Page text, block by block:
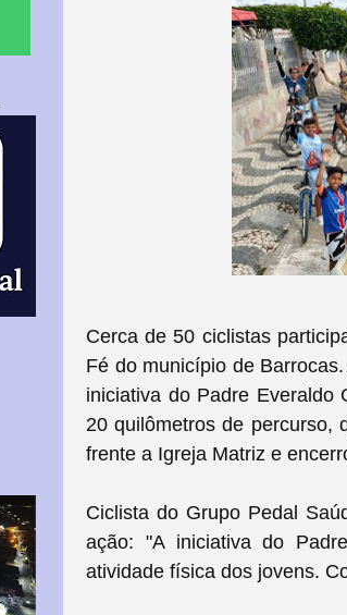
Cerca de 50 ciclistas
Fé do município de
iniciativa do Padre Everaldo
20 quilômetros de percurso,
frente a Igreja Matriz e
Ciclista do Grupo Pedal
ação: "A iniciativa do
atividade física dos jovens.